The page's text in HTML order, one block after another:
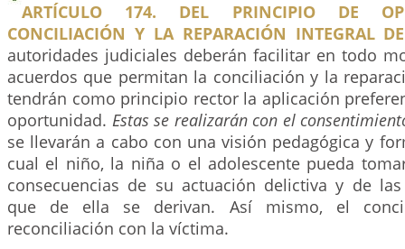
ARTÍCULO 174. DEL PRINCIPIO DE
CONCILIACIÓN Y LA REPARACIÓN INTEGRAL
autoridades judiciales deberán facilitar en todo
acuerdos que permitan la conciliación y la
tendrán como principio rector la aplicación
oportunidad. Estas se realizarán con el
se llevarán a cabo con una visión pedagógica y
cual el niño, la niña o el adolescente pueda
consecuencias de su actuación delictiva y de
que de ella se derivan. Así mismo, el
reconciliación con la víctima.